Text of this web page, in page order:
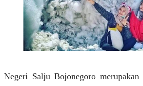
Negeri Salju Bojonegoro merupakan